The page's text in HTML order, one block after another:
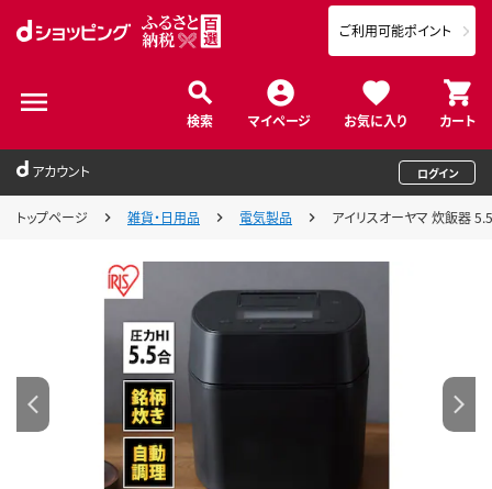
検索 マイページ お気に入り カート
ご利用可能ポイント
アカウント ログイン
トップページ 雑貨・日用品 電気製品 アイリスオーヤマ 炊飯器